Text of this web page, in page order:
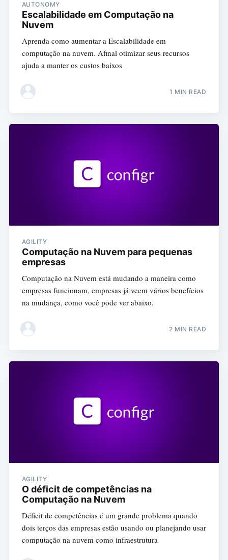
AUTONOMY
Escalabilidade em Computação na
Nuvem
Aprenda como aumentar a Escalabilidade em
computação na nuvem. Afinal otimizar seus recursos
ajuda a manter os custos baixos
1 MIN READ
AGILITY
Computação na Nuvem para pequenas
empresas
Computação na Nuvem está mudando a maneira como
empresas funcionam, empresas já veem vários benefícios
na mudança, como você pode ver abaixo.
2 MIN READ
AGILITY
O déficit de competências na
Computação na Nuvem
Déficit de competências é um grande problema quando
dois terços das empresas estão usando ou planejando usar
computação na nuvem como infraestrutura